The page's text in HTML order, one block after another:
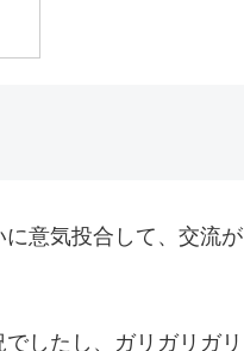
意気投合して、交流が
したし、ガリガリガリ